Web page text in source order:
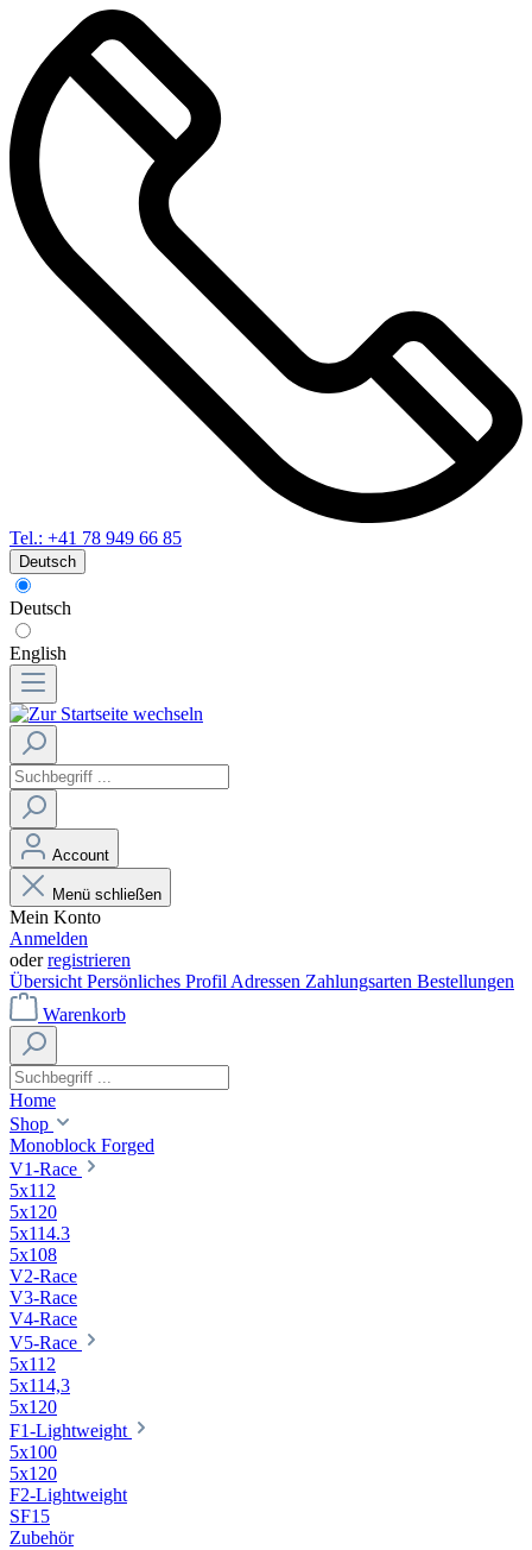
Tel.: +41 78 949 66 85
Deutsch
Deutsch
English
Account
Menü schließen
Mein Konto
Anmelden
oderregistrieren
Übersicht Persönliches Profil Adressen Zahlungsarten Bestellungen
Warenkorb
Home
Shop
Monoblock Forged
V1-Race
5x112
5x120
5x114.3
5x108
V2-Race
V3-Race
V4-Race
V5-Race
5x112
5x114,3
5x120
F1-Lightweight
5x100
5x120
F2-Lightweight
SF15
Zubehör